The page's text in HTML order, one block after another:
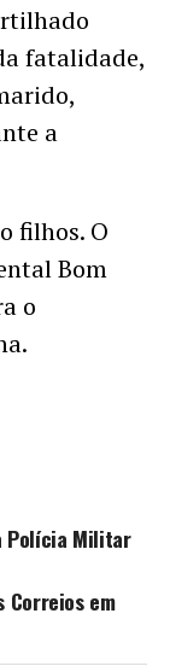
fatalidade,
a
filhos. O
Bom
o
Polícia Militar
Correios em